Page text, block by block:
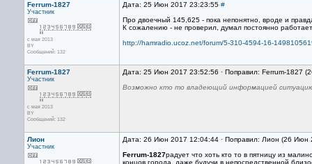
Ferrum-1827
Участник
с мая 2013
BY
Сообщений: 132
Дата: 25 Июн 2017 23:23:55 #
Про двоечный 145,625 - пока непонятно, вроде и
К сожалению - не проверил, думал постоянно
http://hamradio.ucoz.net/forum/5-310-4594-16-
Ferrum-1827
Участник
с мая 2013
BY
Сообщений: 132
Дата: 25 Июн 2017 23:52:56 · Поправил: Ferrum-1827
Возможно кто то владеющий информацией
Лион
Участник
Дата: 26 Июн 2017 12:04:44 · Поправил: Лион (26 Июн
Ferrum-1827радует что хоть кто то в пятницу из
концов города, даже будучи в непосредственной